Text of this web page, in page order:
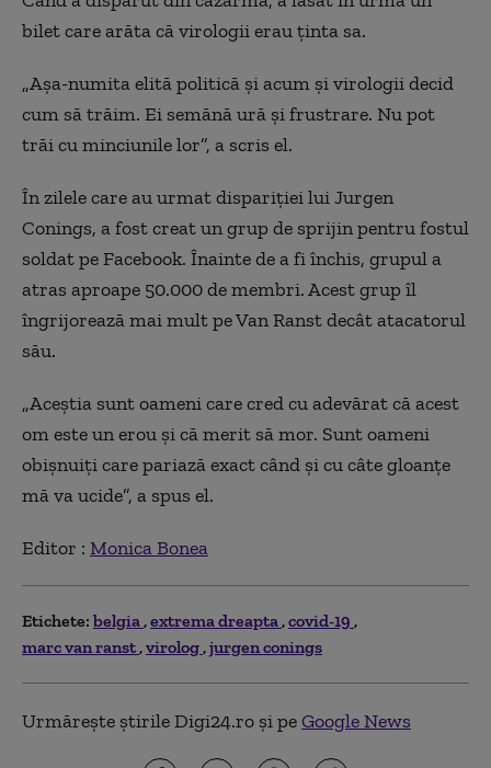
bilet care arăta că virologii erau ținta sa.
„Așa-numita elită politică și acum și virologii decid
cum să trăim. Ei semănă ură și frustrare. Nu pot
trăi cu minciunile lor”, a scris el.
În zilele care au urmat dispariției lui Jurgen
Conings, a fost creat un grup de sprijin pentru fostul
soldat pe Facebook. Înainte de a fi închis, grupul a
atras aproape 50.000 de membri. Acest grup îl
îngrijorează mai mult pe Van Ranst decât atacatorul
său.
„Aceștia sunt oameni care cred cu adevărat că acest
om este un erou și că merit să mor. Sunt oameni
obișnuiți care pariază exact când și cu câte gloanțe
mă va ucide”, a spus el.
Editor : Monica Bonea
Etichete: belgia extrema dreapta covid-19
marc van ranst virolog jurgen conings
Urmărește știrile Digi24.ro și peGoogle News